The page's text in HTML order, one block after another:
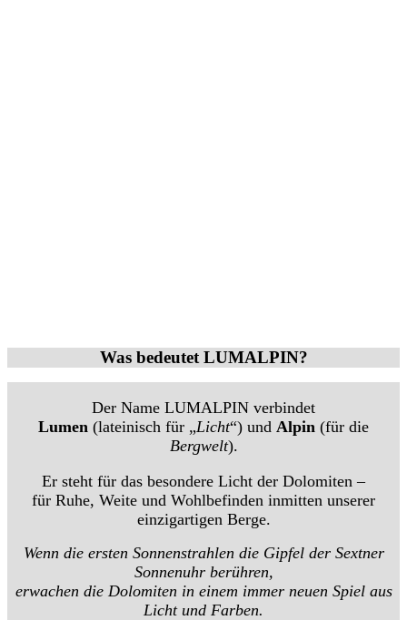
Was bedeutet LUMALPIN?
Der Name LUMALPIN verbindet
Lumen (lateinisch für „Licht“) und Alpin (für die
Bergwelt).
Er steht für das besondere Licht der Dolomiten –
für Ruhe, Weite und Wohlbefinden inmitten unserer
einzigartigen Berge.
Wenn die ersten Sonnenstrahlen die Gipfel der Sextner
Sonnenuhr berühren,
erwachen die Dolomiten in einem immer neuen Spiel aus
Licht und Farben.